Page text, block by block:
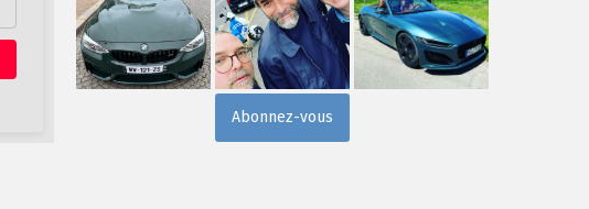
Abonnez-vous